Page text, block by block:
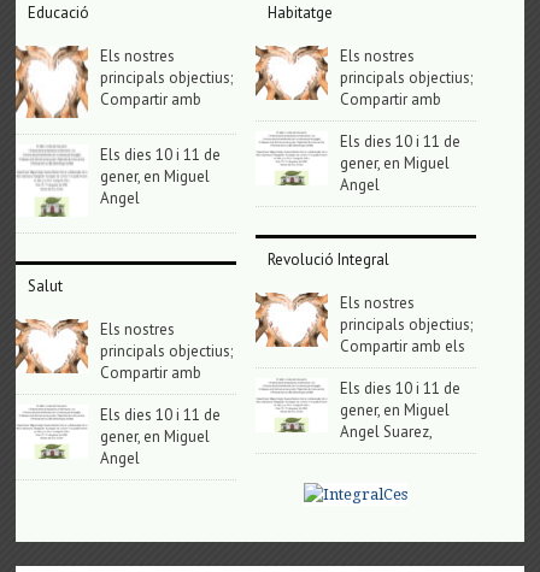
Educació
Els nostres
principals objectius;
Compartir amb
Els dies 10 i 11 de
gener, en Miguel
Angel
Salut
Els nostres
principals objectius;
Compartir amb
Els dies 10 i 11 de
gener, en Miguel
Angel
Habitatge
Els nostres
principals objectius;
Compartir amb
Els dies 10 i 11 de
gener, en Miguel
Angel
Revolució Integral
Els nostres
principals objectius;
Compartir amb els
Els dies 10 i 11 de
gener, en Miguel
Angel Suarez,